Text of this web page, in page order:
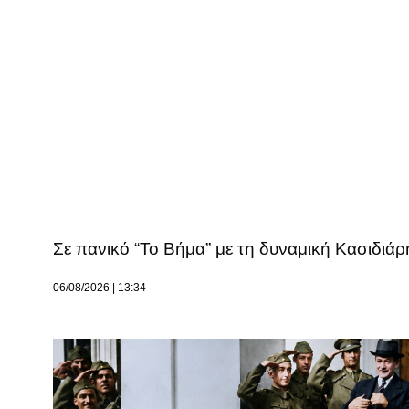
Σε πανικό “Το Βήμα” με τη δυναμική
06/08/2026 13:34